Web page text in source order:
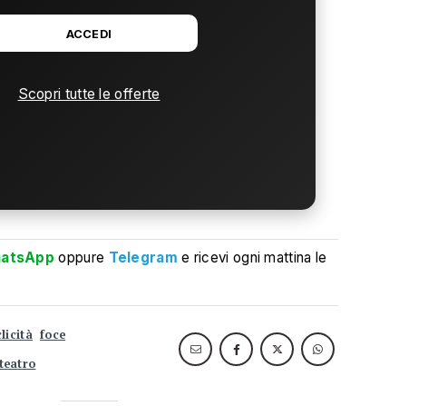
ACCEDI
Scopri tutte le offerte
oppure Telegram e ricevi ogni mattina le
foce
teatro